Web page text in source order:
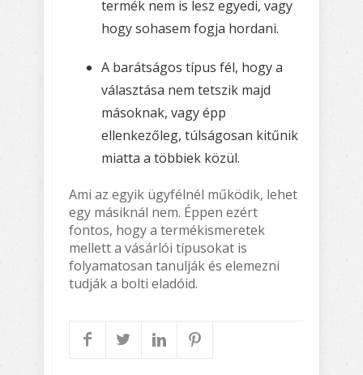
termék nem is lesz egyedi, vagy
hogy sohasem fogja hordani.
A barátságos típus fél, hogy a
választása nem tetszik majd
másoknak, vagy épp
ellenkezőleg, túlságosan kitűnik
miatta a többiek közül.
Ami az egyik ügyfélnél működik, lehet
egy másiknál nem. Éppen ezért
fontos, hogy a termékismeretek
mellett a vásárlói típusokat is
folyamatosan tanulják és elemezni
tudják a bolti eladóid.